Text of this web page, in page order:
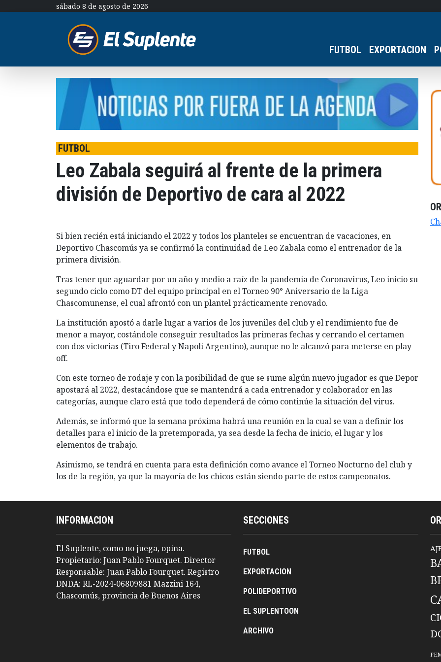
sábado 8 de agosto de 2026
FUTBOL EXPORTACION
FUTBOL
Leo Zabala seguirá al frente de la primera
división de Deportivo de cara al 2022
Si bien recién está iniciando el 2022 y todos los planteles se encuentran de vacaciones, en
Deportivo Chascomús ya se confirmó la continuidad de Leo Zabala como el entrenador de la
primera división.
Tras tener que aguardar por un año y medio a raíz de la pandemia de Coronavirus, Leo inicio su
segundo ciclo como DT del equipo principal en el Torneo 90° Aniversario de la Liga
Chascomunense, el cual afrontó con un plantel prácticamente renovado.
La institución apostó a darle lugar a varios de los juveniles del club y el rendimiento fue de
menor a mayor, costándole conseguir resultados las primeras fechas y cerrando el certamen
con dos victorias (Tiro Federal y Napoli Argentino), aunque no le alcanzó para meterse en play-
off.
Con este torneo de rodaje y con la posibilidad de que se sume algún nuevo jugador es que Depor
apostará al 2022, destacándose que se mantendrá a cada entrenador y colaborador en las
categorías, aunque claro está que todo dependerá de cómo continúe la situación del virus.
Además, se informó que la semana próxima habrá una reunión en la cual se van a definir los
detalles para el inicio de la pretemporada, ya sea desde la fecha de inicio, el lugar y los
elementos de trabajo.
Asimismo, se tendrá en cuenta para esta definición como avance el Torneo Nocturno del club y
los de la región, ya que la mayoría de los chicos están siendo parte de estos campeonatos.
INFORMACION
El Suplente, como no juega, opina.
Propietario: Juan Pablo Fourquet. Director
Responsable: Juan Pablo Fourquet. Registro
DNDA: RL-2024-06809881 Mazzini 164,
Chascomús, provincia de Buenos Aires
SECCIONES
FUTBOL
EXPORTACION
POLIDEPORTIVO
EL SUPLENTOON
ARCHIVO